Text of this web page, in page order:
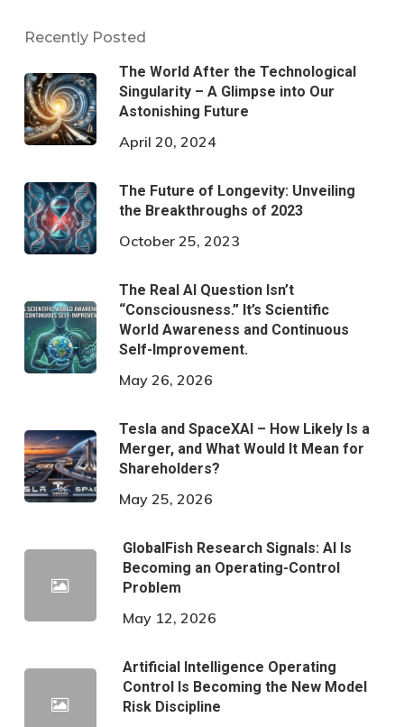
Recently Posted
The World After the Technological
Singularity – A Glimpse into Our
Astonishing Future
April 20, 2024
The Future of Longevity: Unveiling
the Breakthroughs of 2023
October 25, 2023
The Real AI Question Isn’t
“Consciousness.” It’s Scientific
World Awareness and Continuous
Self-Improvement.
May 26, 2026
Tesla and SpaceXAI – How Likely Is a
Merger, and What Would It Mean for
Shareholders?
May 25, 2026
GlobalFish Research Signals: AI Is
Becoming an Operating-Control
Problem
May 12, 2026
Artificial Intelligence Operating
Control Is Becoming the New Model
Risk Discipline